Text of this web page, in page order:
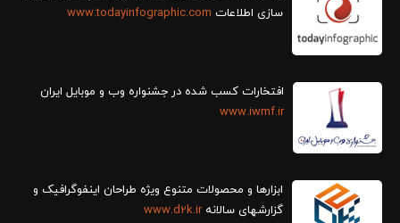
سازی اطلاعات www.todayinfographic.com
افتخارات کسب شده در جشنواره وب و موبایل ایران
www.iwmf.ir
ابزارها و محصولات متنوع ویژه طراحان اینفوگرافیک و
گزارش‎های سالانه
www.d2k.ir